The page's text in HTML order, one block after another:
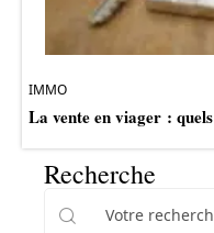
IMMO
La vente en viager :
Recherche